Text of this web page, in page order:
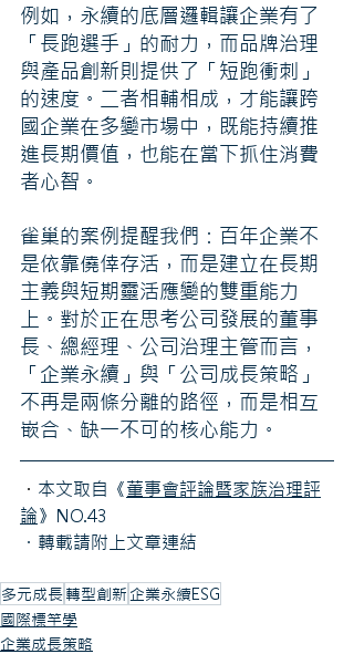
例如，永續的底層邏輯讓企業有了
「長跑選手」的耐力，而品牌治理
與產品創新則提供了「短跑衝刺」
的速度。二者相輔相成，才能讓跨
國企業在多變市場中，既能持續推
進長期價值，也能在當下抓住消費
者心智。
雀巢的案例提醒我們：百年企業不
是依靠僥倖存活，而是建立在長期
主義與短期靈活應變的雙重能力
上。對於正在思考公司發展的董事
長、總經理、公司治理主管而言，
「企業永續」與「公司成長策略」
不再是兩條分離的路徑，而是相互
嵌合、缺一不可的核心能力。
・ 本文取自《董事會評論暨家族治理評
論》NO.43
・轉載請附上文章連結
多元成長轉型創新 企業永續ESG
國際標竿學
企業成長策略